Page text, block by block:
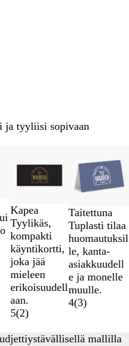
ja tyyliisi sopivaan
Kapea
Tyylikäs,
kompakti
käyntikortti,
joka jää
mieleen
erikoisuudell
aan.
5(2)
Taitettuna
Tuplasti tilaa
huomautuksil
le, kanta-
asiakkuudell
e ja monelle
muulle.
4(3)
mallilla